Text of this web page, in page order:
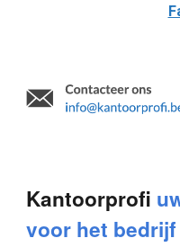
Kantoorprofi
voor het bedrijf